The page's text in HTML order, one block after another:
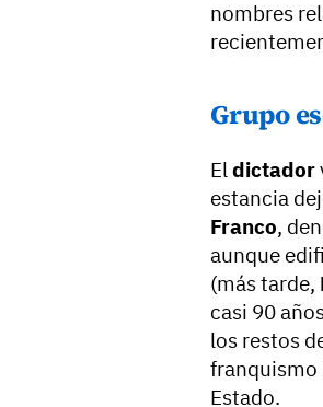
nombres
Grupo
Eldictador
estancia
Franco,
aunque
(más tarde,
casi 90
los restos
franquismo
Estado.